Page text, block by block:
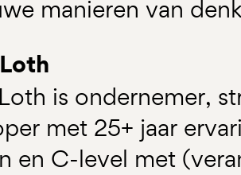
manieren van
is ondernemer,
met 25+ jaar
en C-level met